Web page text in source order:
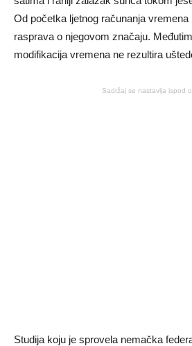
Od početka ljetnog računanja vremena
rasprava o njegovom značaju.
modifikacija vremena ne rezultira
Sadržaj se nastavlja ispod
Studija koju je sprovela nemačka